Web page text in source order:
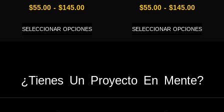
$55.00 - $145.00
SELECCIONAR OPCIONES
$55.00 - $145.00
SELECCIONAR OPCIONES
¿Tienes Un Proyecto En Mente?